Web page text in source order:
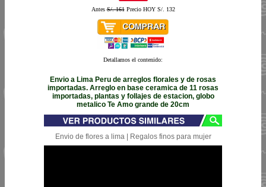
AntesS/. 161Precio HOY S/. 132
Detallamos el contenido:
Envio a Lima Peru de arreglos florales y de rosas
importadas. Arreglo en base ceramica de 11 rosas
importadas, plantas y follajes de estacion, globo
metalico Te Amo grande de 20cm
Envio de flores a lima | Regalos finos para mujer